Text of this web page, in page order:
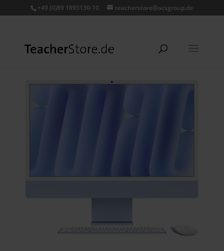
+49 (0)89 1893130-10 teacherstore@acsgroup.de